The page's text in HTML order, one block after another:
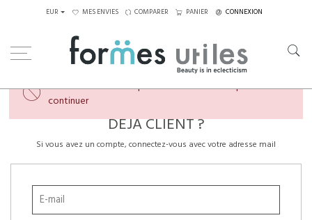
EUR MES ENVIES COMPARER PANIER CONNEXION
Veuillez créer un compte ou vous connecter pour
continuer
DÉJÀ CLIENT ?
Si vous avez un compte, connectez-vous avec votre adresse mail